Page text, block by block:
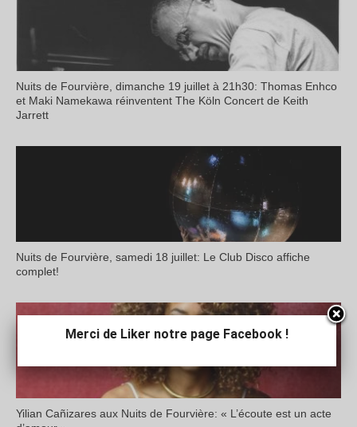
Nuits de Fourvière, dimanche 19 juillet à 21h30: Thomas Enhco
et Maki Namekawa réinventent The Köln Concert de Keith
Jarrett
Nuits de Fourvière, samedi 18 juillet: Le Club Disco affiche
complet!
Yilian Cañizares aux Nuits de Fourvière: « L’écoute est un acte
Merci de Liker notre page Facebook !